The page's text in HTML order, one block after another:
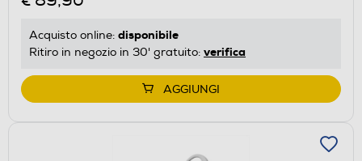
Acquisto online: disponibile
Ritiro in negozio in 30' gratuito: verifica
AGGIUNGI